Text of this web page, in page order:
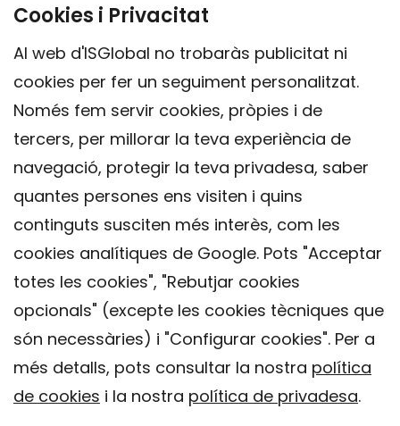
Cookies i Privacitat
Al web d'ISGlobal no trobaràs publicitat ni
cookies per fer un seguiment personalitzat.
Només fem servir cookies, pròpies i de
tercers, per millorar la teva experiència de
navegació, protegir la teva privadesa, saber
quantes persones ens visiten i quins
continguts susciten més interès, com les
cookies analítiques de Google. Pots "Acceptar
totes les cookies", "Rebutjar cookies
opcionals" (excepte les cookies tècniques que
són necessàries) i "Configurar cookies". Per a
més detalls, pots consultar la nostra política
de cookies i la nostra política de privadesa.
Contacte
Política de privacitat
Política de Cookies